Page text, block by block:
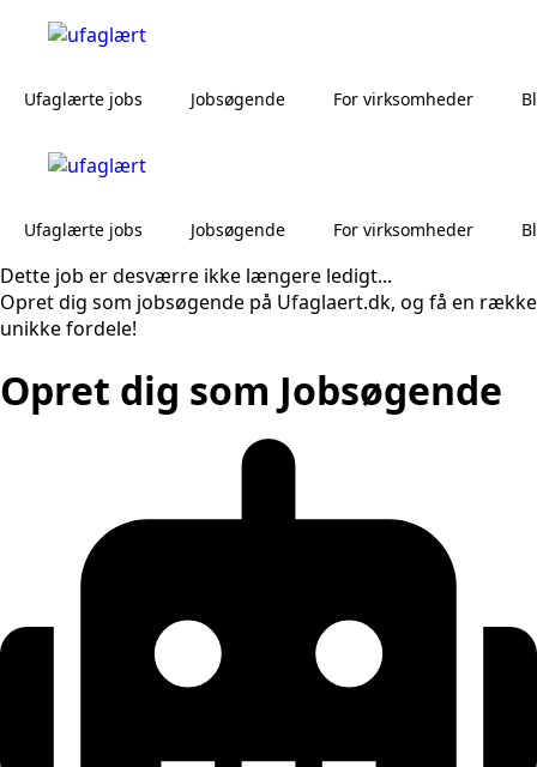
Ufaglærte jobs Jobsøgende For virksomheder
Ufaglærte jobs Jobsøgende For virksomheder
Dette job er desværre ikke længere ledigt...
Opret dig som jobsøgende på Ufaglaert.dk, og få en række
unikke fordele!
Opret dig som Jobsøgende